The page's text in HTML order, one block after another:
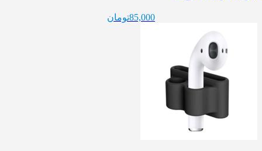
85,000تومان